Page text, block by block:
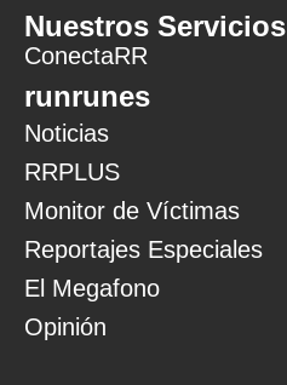
Nuestros Servicios
ConectaRR
runrunes
Noticias
RRPLUS
Monitor de Víctimas
Reportajes Especiales
El Megafono
Opinión